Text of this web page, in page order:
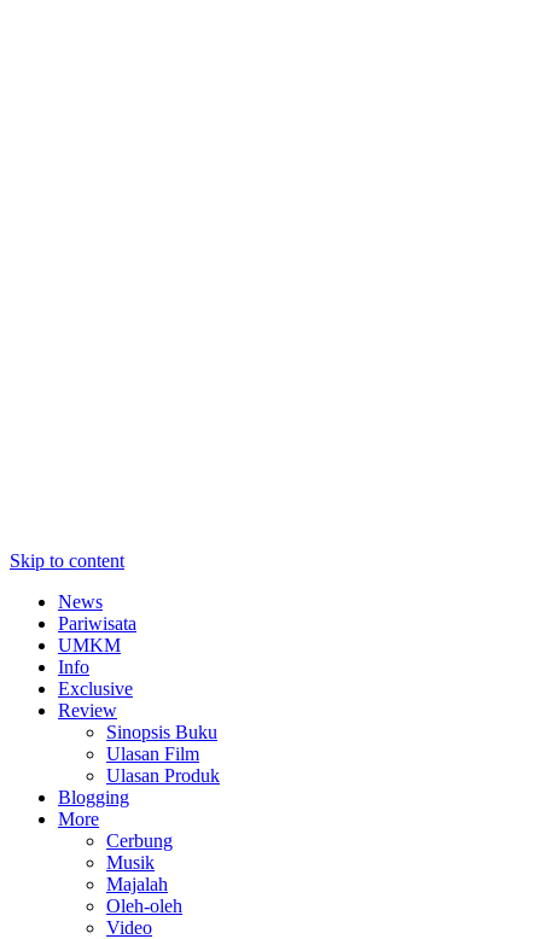
Skip to content
News
Pariwisata
UMKM
Info
Exclusive
Review
Sinopsis Buku
Ulasan Film
Ulasan Produk
Blogging
More
Cerbung
Musik
Majalah
Oleh-oleh
Video